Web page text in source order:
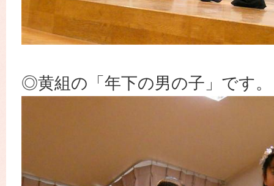
◎黄組の「年下の男の子」です。